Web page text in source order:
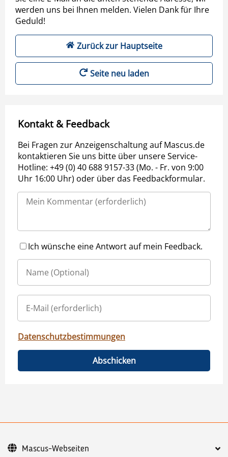
werden uns bei Ihnen melden. Vielen Dank für Ihre
Geduld!
Zurück zur Hauptseite
Seite neu laden
Kontakt & Feedback
Bei Fragen zur Anzeigenschaltung auf Mascus.de
kontaktieren Sie uns bitte über unsere Service-
Hotline: +49 (0) 40 688 9157-33 (Mo. - Fr. von 9:00
Uhr 16:00 Uhr) oder über das Feedbackformular.
Ich wünsche eine Antwort auf mein Feedback.
Datenschutzbestimmungen
Abschicken
Mascus-Webseiten